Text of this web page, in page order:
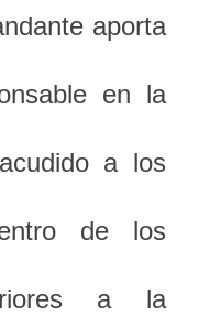
aporta
en la
a los
de los
a la